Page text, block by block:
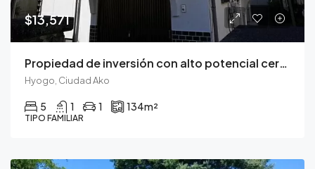
$13,571
Propiedad de inversión con alto potencial cerca del Castillo de Himeji
Hyogo, Ciudad Ako
5 1 1 134m²
TIPO FAMILIAR